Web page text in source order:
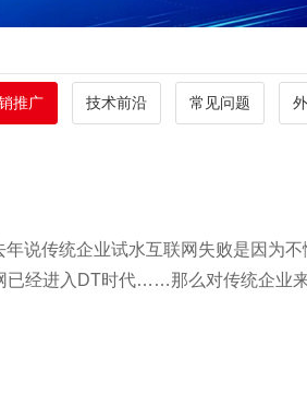
推广 技术前沿 常见问题
说传统企业试水互联网失败是因为不
已经进入DT时代……那么对传统企业